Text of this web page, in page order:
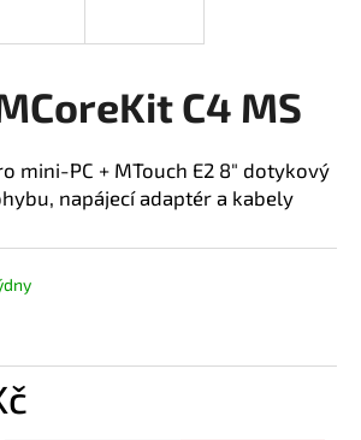
C4 MS
mini-PC + MTouch E2 8" dotykový
napájecí adaptér a kabely